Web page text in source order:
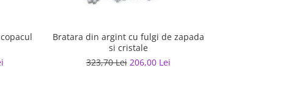
Bratara din argint cu fulgi de zapada
si cristale
323,70 Lei 206,00 Lei